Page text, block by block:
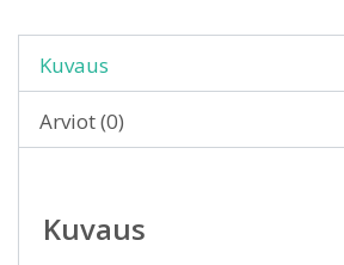
Kuvaus
Arviot (0)
Kuvaus